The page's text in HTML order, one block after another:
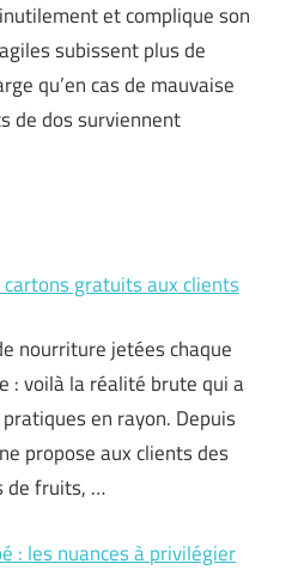
et complique son
subissent plus de
qu’en cas de mauvaise
de dos surviennent
gratuits aux clients
nourriture jetées chaque
: voilà la réalité brute qui a
en rayon. Depuis
propose aux clients des
de fruits, …
: les nuances à privilégier